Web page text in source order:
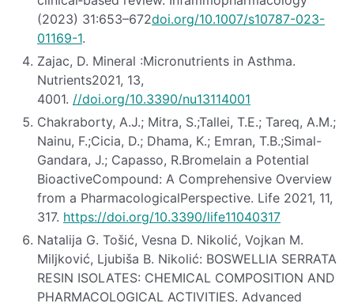
(2023) 31:653–672doi.org/10.1007/s10787-023-
01169-1.
Zajac, D. Mineral :Micronutrients in Asthma.
Nutrients2021, 13,
4001. //doi.org/10.3390/nu13114001
Chakraborty, A.J.; Mitra, S.;Tallei, T.E.; Tareq, A.M.;
Nainu, F.;Cicia, D.; Dhama, K.; Emran, T.B.;Simal-
Gandara, J.; Capasso, R.Bromelain a Potential
BioactiveCompound: A Comprehensive Overview
from a PharmacologicalPerspective. Life 2021, 11,
317. https://doi.org/10.3390/life11040317
Natalija G. Tošić, Vesna D. Nikolić, Vojkan M.
Miljković, Ljubiša B. Nikolić: BOSWELLIA SERRATA
RESIN ISOLATES: CHEMICAL COMPOSITION AND
PHARMACOLOGICAL ACTIVITIES. Advanced